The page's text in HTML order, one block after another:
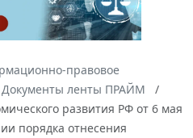
правовое
Документы ленты ПРАЙМ
развития РФ от 6 мая
порядка отнесения